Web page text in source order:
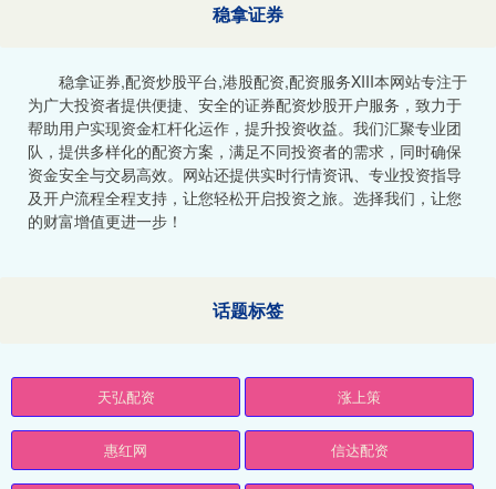
稳拿证券
稳拿证券,配资炒股平台,港股配资,配资服务XIII‌本网站专注于
为广大投资者提供便捷、安全的证券配资炒股开户服务，致力于
帮助用户实现资金杠杆化运作，提升投资收益。我们汇聚专业团
队，提供多样化的配资方案，满足不同投资者的需求，同时确保
资金安全与交易高效。网站还提供实时行情资讯、专业投资指导
及开户流程全程支持，让您轻松开启投资之旅。选择我们，让您
的财富增值更进一步！
话题标签
天弘配资 涨上策
惠红网 信达配资